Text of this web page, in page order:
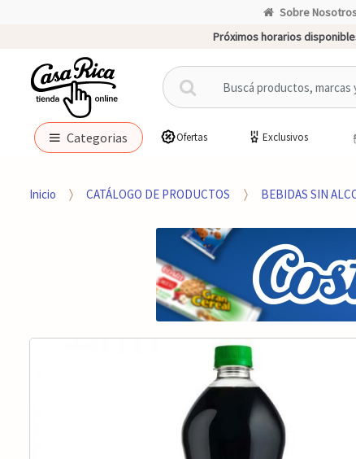
Sobre
Próximos horarios
B
u
c
p
r
Categorias Ofertas Exclusivos
Inicio CATÁLOGO DE PRODUCTOS BEBIDAS SIN